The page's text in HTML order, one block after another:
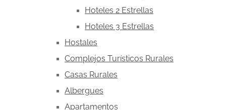
Hoteles 2 Estrellas
Hoteles 3 Estrellas
Hostales
Complejos Turísticos Rurales
Casas Rurales
Albergues
Apartamentos